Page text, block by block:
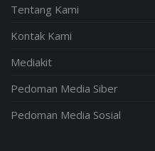
Tentang Kami
Kontak Kami
Mediakit
Pedoman Media Siber
Pedoman Media Sosial